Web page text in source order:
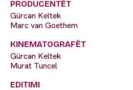
PRODUCENTËT
Gürcan Keltek
Marc van Goethem
KINEMATOGRAFËT
Gürcan Keltek
Murat Tuncel
EDITIMI